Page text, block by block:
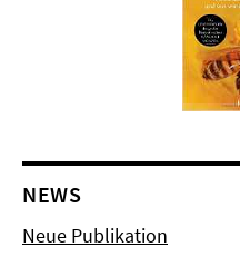
NEWS
Neue Publikation